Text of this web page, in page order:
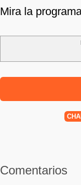
Mira la
Comentarios